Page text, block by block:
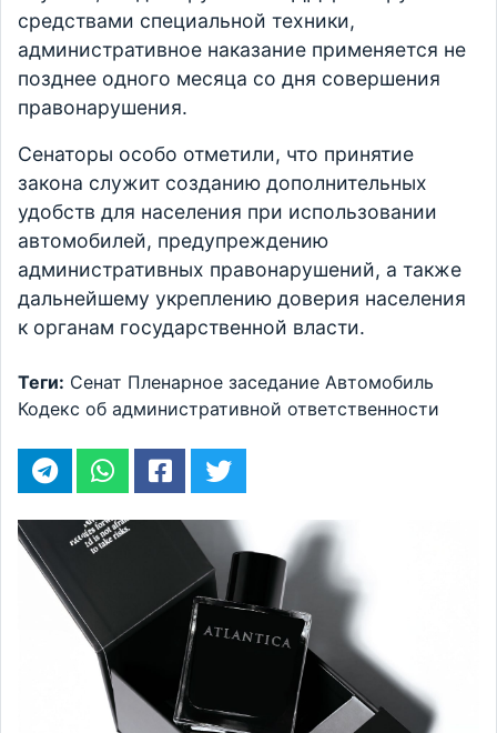
средствами специальной техники,
административное наказание применяется не
позднее одного месяца со дня совершения
правонарушения.
Сенаторы особо отметили, что принятие
закона служит созданию дополнительных
удобств для населения при использовании
автомобилей, предупреждению
административных правонарушений, а также
дальнейшему укреплению доверия населения
к органам государственной власти.
Теги: Сенат Пленарное заседание Автомобиль
Кодекс об административной ответственности